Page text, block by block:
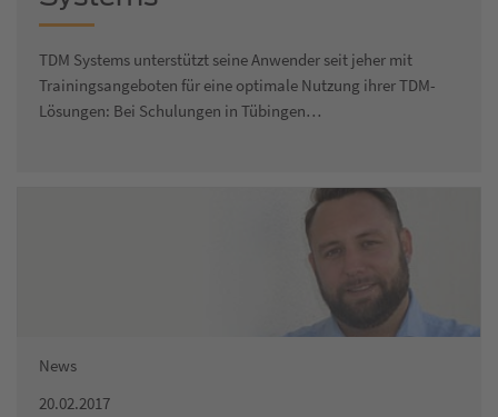
TDM Systems unterstützt seine Anwender seit jeher mit
Trainingsangeboten für eine optimale Nutzung ihrer TDM-
Lösungen: Bei Schulungen in Tübingen…
News
20.02.2017